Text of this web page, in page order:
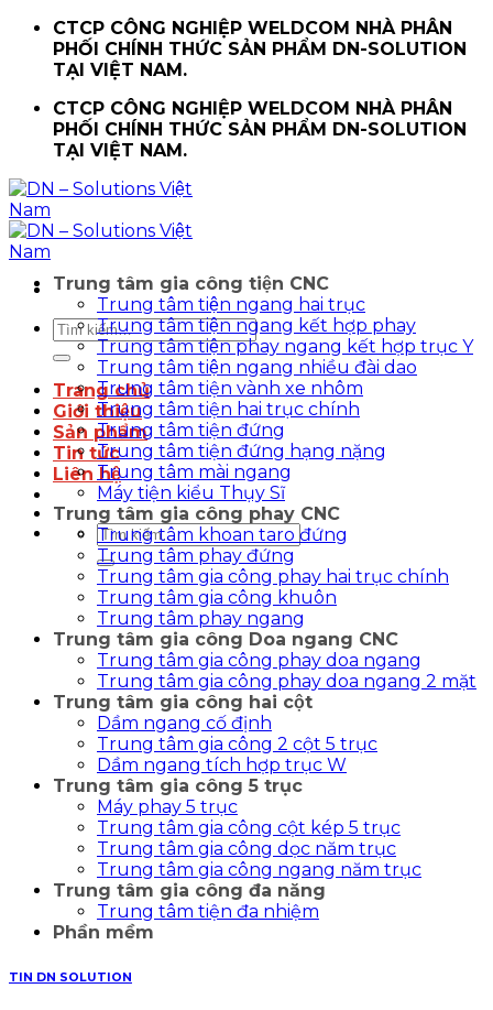
ChuyểnCTCP CÔNG NGHIỆP WELDCOM NHÀ PHÂN
PHỐI CHÍNH THỨC SẢN PHẨM DN-SOLUTION
TẠI VIỆT NAM.
CTCP CÔNG NGHIỆP WELDCOM NHÀ PHÂN
PHỐI CHÍNH THỨC SẢN PHẨM DN-SOLUTION
TẠI VIỆT NAM.
Tìm
kiếm:
Trang chủ
Giới thiệu
Sản phẩm
Tin tức
Liên hệ
Tìm
kiếm:
Trung tâm gia công tiện CNC
Trung tâm tiện ngang hai trục
Trung tâm tiện ngang kết hợp phay
Trung tâm tiện phay ngang kết hợp trục Y
Trung tâm tiện ngang nhiều đài dao
Trung tâm tiện vành xe nhôm
Trung tâm tiện hai trục chính
Trung tâm tiện đứng
Trung tâm tiện đứng hạng nặng
Trung tâm mài ngang
Máy tiện kiểu Thụy Sĩ
Trung tâm gia công phay CNC
Trung tâm khoan taro đứng
Trung tâm phay đứng
Trung tâm gia công phay hai trục chính
Trung tâm gia công khuôn
Trung tâm phay ngang
Trung tâm gia công Doa ngang CNC
Trung tâm gia công phay doa ngang
Trung tâm gia công phay doa ngang 2 mặt
Trung tâm gia công hai cột
Dầm ngang cố định
Trung tâm gia công 2 cột 5 trục
Dầm ngang tích hợp trục W
Trung tâm gia công 5 trục
Máy phay 5 trục
Trung tâm gia công cột kép 5 trục
Trung tâm gia công dọc năm trục
Trung tâm gia công ngang năm trục
Trung tâm gia công đa năng
Trung tâm tiện đa nhiệm
Phần mềm
TIN DN SOLUTION